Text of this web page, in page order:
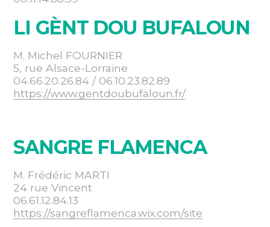
LI GÈNT DOU BUFALOUN
M. Michel FOURNIER
5, rue Alsace-Lorraine
04.66.20.26.84 / 06.10.23.82.89
https://www.gentdoubufaloun.fr/
SANGRE FLAMENCA
M. Frédéric MARTI
24 rue Vincent
06.61.12.84.13
https://sangreflamenca.wix.com/site